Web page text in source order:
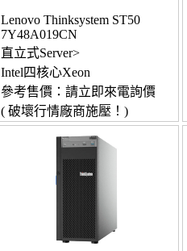
Lenovo Thinksystem ST50
7Y48A019CN
直立式Server>
Intel四核心Xeon
參考售價：請立即來電詢價
( 破壞行情廠商施壓！)